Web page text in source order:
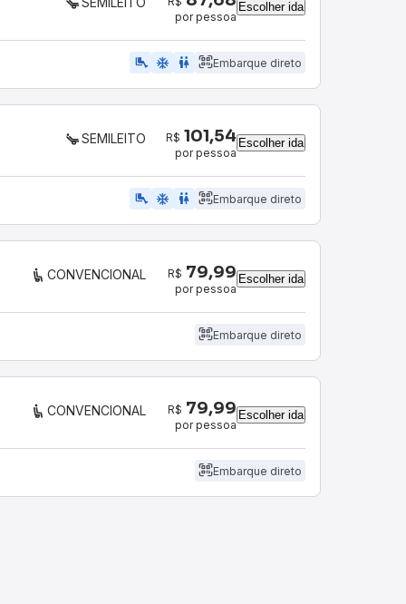
por pessoa
Escolher ida
airline_seat_legroom_extra ac_unit WC Embarque direto
SEMILEITO R$ 101,54
por pessoa
Escolher ida
airline_seat_legroom_extra ac_unit WC Embarque direto
CONVENCIONAL R$ 79,99
por pessoa
Escolher ida
Embarque direto
CONVENCIONAL R$ 79,99
por pessoa
Escolher ida
Embarque direto